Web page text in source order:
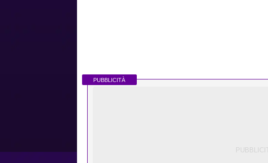
PUBBLICITÀ